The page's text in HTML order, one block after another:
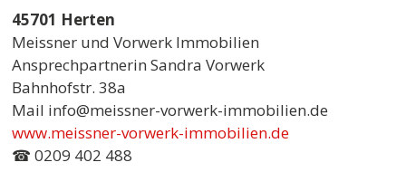
45701 Herten
Meissner und Vorwerk Immobilien
Ansprechpartnerin Sandra Vorwerk
Bahnhofstr. 38a
Mail info@meissner-vorwerk-immobilien.de
www.meissner-vorwerk-immobilien.de
☎ 0209 402 488